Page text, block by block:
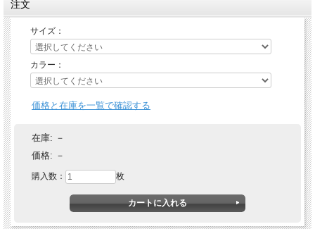
注文
サイズ：
カラー：
価格と在庫を一覧で確認する
在庫: －
価格: －
購入数： 枚